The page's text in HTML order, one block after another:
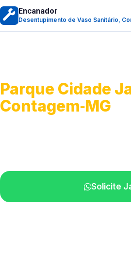
Encanador
Desentupimento de Vaso Sanitário,
Parque Cidade
Contagem‑MG
Solicite